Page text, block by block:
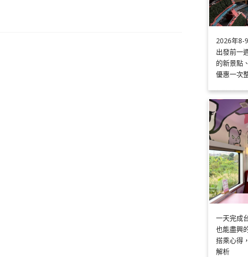
2026年8-
出發前一
的新景點
優惠一次
一天完成
也能盡興
搭乘心得
解析